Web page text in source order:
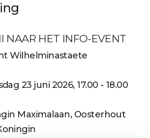
NAAR HET INFO-EVENT
Wilhelminastaete
23 juni 2026, 17.00 - 18.00
Maximalaan, Oosterhout